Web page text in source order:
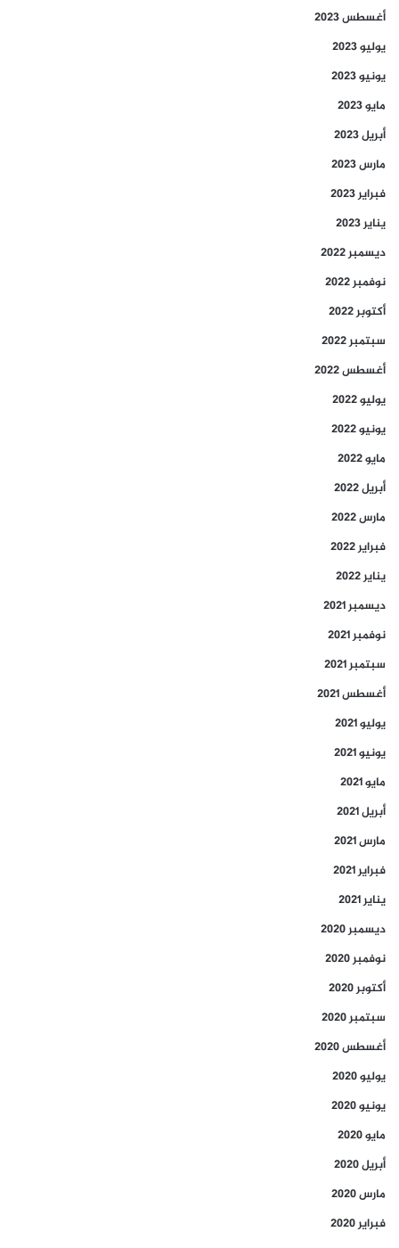
أغسطس 2023
يوليو 2023
يونيو 2023
مايو 2023
أبريل 2023
مارس 2023
فبراير 2023
يناير 2023
ديسمبر 2022
نوفمبر 2022
أكتوبر 2022
سبتمبر 2022
أغسطس 2022
يوليو 2022
يونيو 2022
مايو 2022
أبريل 2022
مارس 2022
فبراير 2022
يناير 2022
ديسمبر 2021
نوفمبر 2021
سبتمبر 2021
أغسطس 2021
يوليو 2021
يونيو 2021
مايو 2021
أبريل 2021
مارس 2021
فبراير 2021
يناير 2021
ديسمبر 2020
نوفمبر 2020
أكتوبر 2020
سبتمبر 2020
أغسطس 2020
يوليو 2020
يونيو 2020
مايو 2020
أبريل 2020
مارس 2020
فبراير 2020